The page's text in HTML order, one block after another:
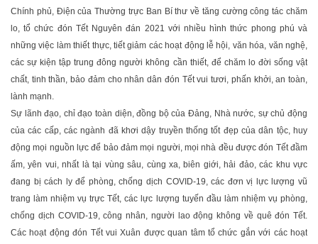
Chính phủ, Điện của Thường trực Ban Bí thư về tăng cường công tác chăm
lo, tổ chức đón Tết Nguyên đán 2021 với nhiều hình thức phong phú và
những việc làm thiết thực, tiết giảm các hoạt động lễ hội, văn hóa, văn nghệ,
các sự kiện tập trung đông người không cần thiết, để chăm lo đời sống vật
chất, tinh thần, bảo đảm cho nhân dân đón Tết vui tươi, phấn khởi, an toàn,
lành mạnh.
Sự lãnh đạo, chỉ đạo toàn diện, đồng bộ của Đảng, Nhà nước, sự chủ động
của các cấp, các ngành đã khơi dậy truyền thống tốt đẹp của dân tộc, huy
động mọi nguồn lực để bảo đảm mọi người, mọi nhà đều được đón Tết đầm
ấm, yên vui, nhất là tại vùng sâu, cùng xa, biên giới, hải đảo, các khu vực
đang bị cách ly để phòng, chống dịch COVID-19, các đơn vị lực lượng vũ
trang làm nhiệm vụ trực Tết, các lực lượng tuyến đầu làm nhiệm vụ phòng,
chống dịch COVID-19, công nhân, người lao động không về quê đón Tết.
Các hoạt động đón Tết vui Xuân được quan tâm tổ chức gắn với các hoạt